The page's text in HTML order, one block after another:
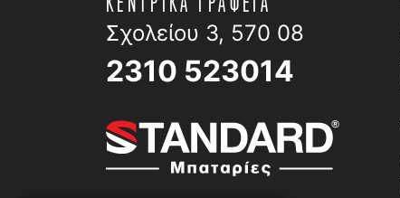
Σχολείου 3, 570 08
2310 523014